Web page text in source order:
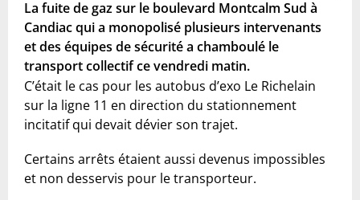
La fuite de gaz sur le boulevard Montcalm Sud à
Candiac qui a monopolisé plusieurs intervenants
et des équipes de sécurité a chamboulé le
transport collectif ce vendredi matin.
C’était le cas pour les autobus d’exo Le Richelain
sur la ligne 11 en direction du stationnement
incitatif qui devait dévier son trajet.
Certains arrêts étaient aussi devenus impossibles
et non desservis pour le transporteur.